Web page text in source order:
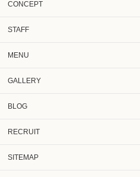
CONCEPT
STAFF
MENU
GALLERY
BLOG
RECRUIT
SITEMAP